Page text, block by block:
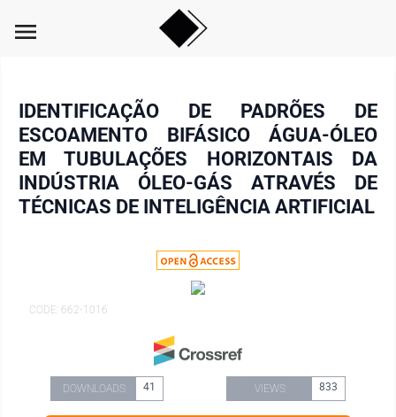
menu
IDENTIFICAÇÃO DE PADRÕES DE
ESCOAMENTO BIFÁSICO ÁGUA-ÓLEO
EM TUBULAÇÕES HORIZONTAIS DA
INDÚSTRIA ÓLEO-GÁS ATRAVÉS DE
TÉCNICAS DE INTELIGÊNCIA ARTIFICIAL
CODE: 662-1016
DOWNLOADS 41 VIEWS 833